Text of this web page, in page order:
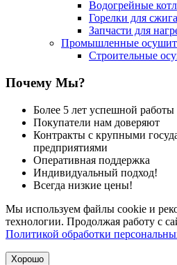
Водогрейные
Горелки для
Запчасти для
Промышленные
Строительные
Почему Мы?
Более 5 лет успешной работы
Покупатели нам доверяют
Контракты с крупными
предприятиями
Оперативная поддержка
Индивидуальный подход!
Всегда низкие цены!
Мы используем файлы cookie и
технологии. Продолжая работу с
Политикой обработки
Хорошо